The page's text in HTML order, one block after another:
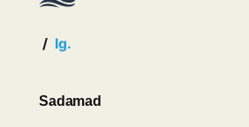
/ Ig.
Sadamad